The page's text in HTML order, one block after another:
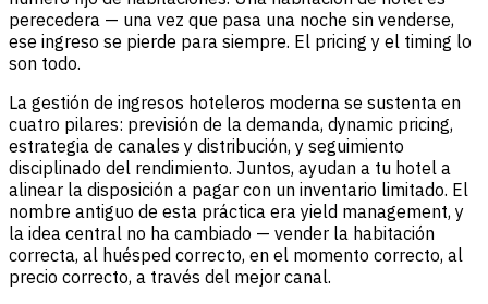
perecedera — una vez que pasa una noche sin venderse,
ese ingreso se pierde para siempre. El pricing y el timing lo
son todo.
La gestión de ingresos hoteleros moderna se sustenta en
cuatro pilares: previsión de la demanda, dynamic pricing,
estrategia de canales y distribución, y seguimiento
disciplinado del rendimiento. Juntos, ayudan a tu hotel a
alinear la disposición a pagar con un inventario limitado. El
nombre antiguo de esta práctica era yield management, y
la idea central no ha cambiado — vender la habitación
correcta, al huésped correcto, en el momento correcto, al
precio correcto, a través del mejor canal.